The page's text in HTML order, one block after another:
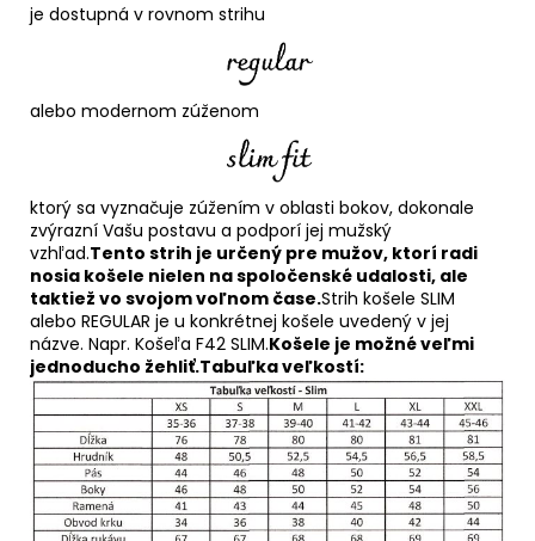
je dostupná v rovnom strihu
alebo modernom zúženom
ktorý sa vyznačuje zúžením v oblasti bokov, dokonale
zvýrazní Vašu postavu a podporí jej mužský
vzhľad.Tento strih je určený pre mužov, ktorí radi
nosia košele nielen na spoločenské udalosti, ale
taktiež vo svojom voľnom čase.Strih košele SLIM
alebo REGULAR je u konkrétnej košele uvedený v jej
názve. Napr. Košeľa F42 SLIM.Košele je možné veľmi
jednoducho žehliť.Tabuľka veľkostí: